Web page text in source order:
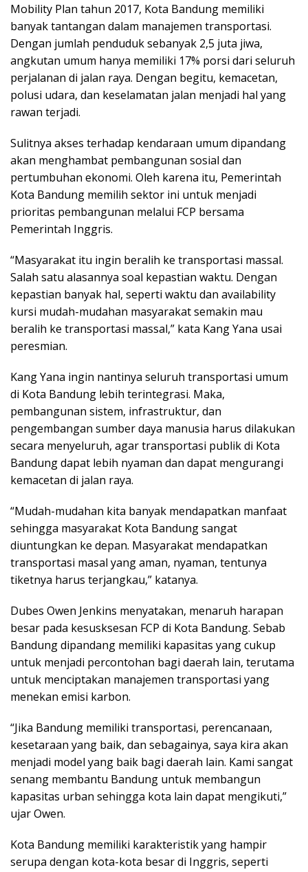
Mobility Plan tahun 2017, Kota Bandung memiliki
banyak tantangan dalam manajemen transportasi.
Dengan jumlah penduduk sebanyak 2,5 juta jiwa,
angkutan umum hanya memiliki 17% porsi dari seluruh
perjalanan di jalan raya. Dengan begitu, kemacetan,
polusi udara, dan keselamatan jalan menjadi hal yang
rawan terjadi.
Sulitnya akses terhadap kendaraan umum dipandang
akan menghambat pembangunan sosial dan
pertumbuhan ekonomi. Oleh karena itu, Pemerintah
Kota Bandung memilih sektor ini untuk menjadi
prioritas pembangunan melalui FCP bersama
Pemerintah Inggris.
“Masyarakat itu ingin beralih ke transportasi massal.
Salah satu alasannya soal kepastian waktu. Dengan
kepastian banyak hal, seperti waktu dan availability
kursi mudah-mudahan masyarakat semakin mau
beralih ke transportasi massal,” kata Kang Yana usai
peresmian.
Kang Yana ingin nantinya seluruh transportasi umum
di Kota Bandung lebih terintegrasi. Maka,
pembangunan sistem, infrastruktur, dan
pengembangan sumber daya manusia harus dilakukan
secara menyeluruh, agar transportasi publik di Kota
Bandung dapat lebih nyaman dan dapat mengurangi
kemacetan di jalan raya.
“Mudah-mudahan kita banyak mendapatkan manfaat
sehingga masyarakat Kota Bandung sangat
diuntungkan ke depan. Masyarakat mendapatkan
transportasi masal yang aman, nyaman, tentunya
tiketnya harus terjangkau,” katanya.
Dubes Owen Jenkins menyatakan, menaruh harapan
besar pada kesusksesan FCP di Kota Bandung. Sebab
Bandung dipandang memiliki kapasitas yang cukup
untuk menjadi percontohan bagi daerah lain, terutama
untuk menciptakan manajemen transportasi yang
menekan emisi karbon.
“Jika Bandung memiliki transportasi, perencanaan,
kesetaraan yang baik, dan sebagainya, saya kira akan
menjadi model yang baik bagi daerah lain. Kami sangat
senang membantu Bandung untuk membangun
kapasitas urban sehingga kota lain dapat mengikuti,”
ujar Owen.
Kota Bandung memiliki karakteristik yang hampir
serupa dengan kota-kota besar di Inggris, seperti